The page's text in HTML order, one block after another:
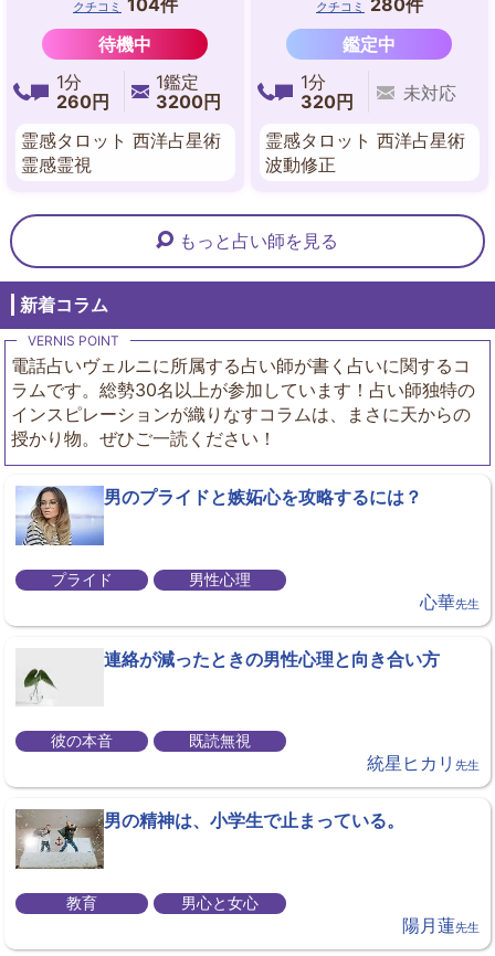
クチコミ 104件
待機中
1分
260円
1鑑定
3200円
霊感タロット 西洋占星術
霊感霊視
クチコミ
280件
鑑定中
1分
320円
未対応
霊感タロット 西洋占星術
波動修正
もっと占い師を見る
新着コラム
電話占いヴェルニに所属する占い師が書く占いに関するコ
ラムです。総勢30名以上が参加しています！占い師独特の
インスピレーションが織りなすコラムは、まさに天からの
授かり物。ぜひご一読ください！
男のプライドと嫉妬心を攻略するには？
プライド 男性心理
心華先生
連絡が減ったときの男性心理と向き合い方
彼の本音 既読無視
統星ヒカリ 先生
男の精神は、小学生で止まっている。
教育 男心と女心
陽月蓮先生